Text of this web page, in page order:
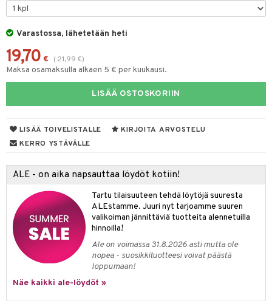
Varastossa, lähetetään heti
19,70 € ( 21,99 €)
Maksa osamaksulla alkaen 5 € per kuukausi.
LISÄÄ OSTOSKORIIN
LISÄÄ TOIVELISTALLE
KIRJOITA ARVOSTELU
KERRO YSTÄVÄLLE
ALE - on aika napsauttaa löydöt kotiin!
Tartu tilaisuuteen tehdä löytöjä suuresta
ALEstamme. Juuri nyt tarjoamme suuren
valikoiman jännittäviä tuotteita alennetuilla
hinnoilla!
Ale on voimassa 31.8.2026 asti mutta ole
nopea - suosikkituotteesi voivat päästä
loppumaan!
Näe kaikki ale-löydöt »
& Vihannesveitset
sisustus
tarvikkeita
tekstiilit
koristelu
säilytys
tekstiilit
Saalit
& Tyynyliinat
& Peitot
& Koukut
& Korit
& Veistokset
& Lyhdyt
& Hyllyt
tekstiilit
tekstiilit
hyönteissuoja
& Lyhdyt
& vastauksia